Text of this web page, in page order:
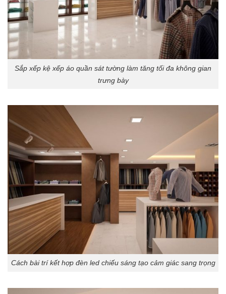
Sắp xếp kệ xếp áo quần sát tường làm tăng tối đa không gian
trưng bày
Cách bài trí kết hợp đèn led chiếu sáng tạo cảm giác sang trọng